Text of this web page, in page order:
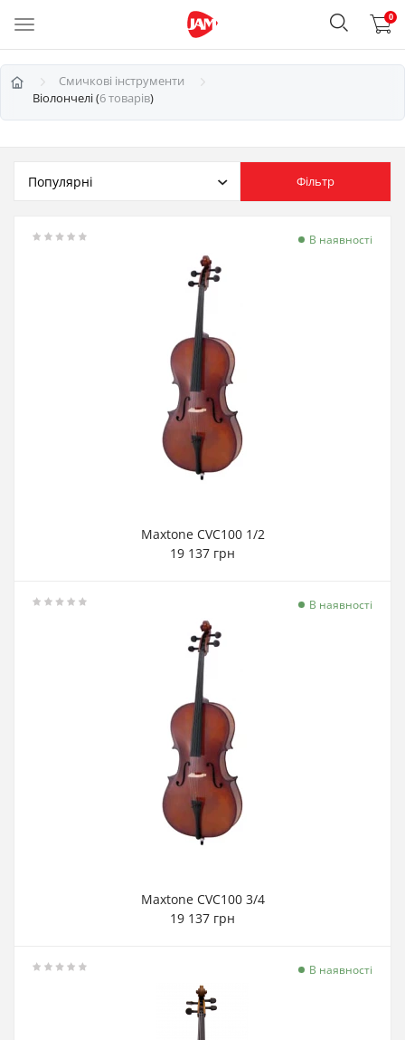
0
Смичкові інструменти
Віолончелі (6 товарів)
Фільтр
В наявності
Maxtone CVC100 1/2
19 137 грн
В наявності
Maxtone CVC100 3/4
19 137 грн
В наявності